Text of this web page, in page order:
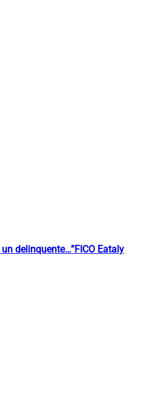
delinquente…”FICO Eataly